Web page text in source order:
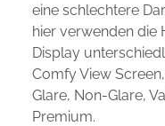
eine schlechtere
hier verwenden die
Display
Comfy View
Glare, Non-Glare,
Premium.